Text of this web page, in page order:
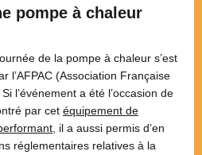
pompe à chaleur
de la pompe à chaleur s’est
l’AFPAC (Association Française
l’événement a été l’occasion de
par cet équipement de
, il a aussi permis d’en
réglementaires relatives à la